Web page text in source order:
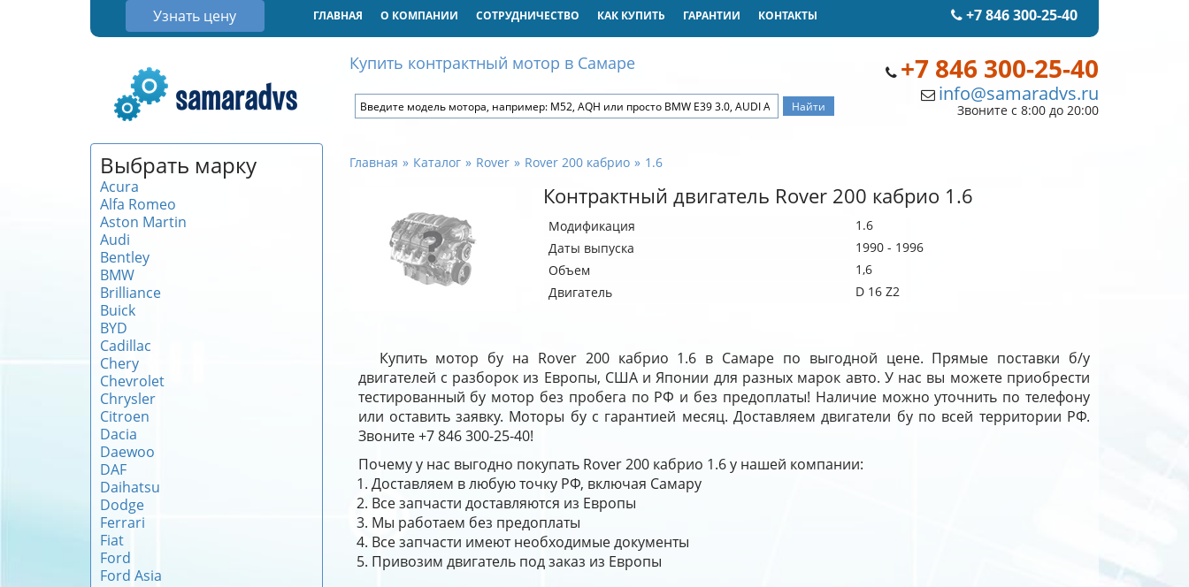
Узнать цену +7 846 300-25-40
ГЛАВНАЯ О КОМПАНИИ СОТРУДНИЧЕСТВО КАК КУПИТЬ ГАРАНТИИ КОНТАКТЫ
+7 846 300-25-40
info@samaradvs.ru
Звоните с 8:00 до 20:00
Купить контрактный мотор в Самаре
Выбрать марку
Acura
Alfa Romeo
Aston Martin
Audi
Bentley
BMW
Brilliance
Buick
BYD
Cadillac
Chery
Chevrolet
Chrysler
Citroen
Dacia
Daewoo
DAF
Daihatsu
Dodge
Ferrari
Fiat
Ford
Ford Asia
Главная Каталог Rover Rover 200 кабрио 1.6
Контрактный двигатель Rover 200 кабрио 1.6
Модификация
1.6
Даты выпуска
1990 - 1996
Объем
1,6
Двигатель
D 16 Z2
Купить мотор бу на Rover 200 кабрио 1.6 в Самаре по выгодной цене. Прямые поставки б/у
двигателей с разборок из Европы, США и Японии для разных марок авто. У нас вы можете приобрести
тестированный бу мотор без пробега по РФ и без предоплаты! Наличие можно уточнить по телефону
или оставить заявку. Моторы бу с гарантией месяц. Доставляем двигатели бу по всей территории РФ.
Звоните +7 846 300-25-40!
Почему у нас выгодно покупать Rover 200 кабрио 1.6 у нашей компании:
Доставляем в любую точку РФ, включая Самару
Все запчасти доставляются из Европы
Мы работаем без предоплаты
Все запчасти имеют необходимые документы
Привозим двигатель под заказ из Европы